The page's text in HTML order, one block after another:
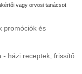
vagy orvosi tanácsot.
promóciók és
- házi receptek, frissítő